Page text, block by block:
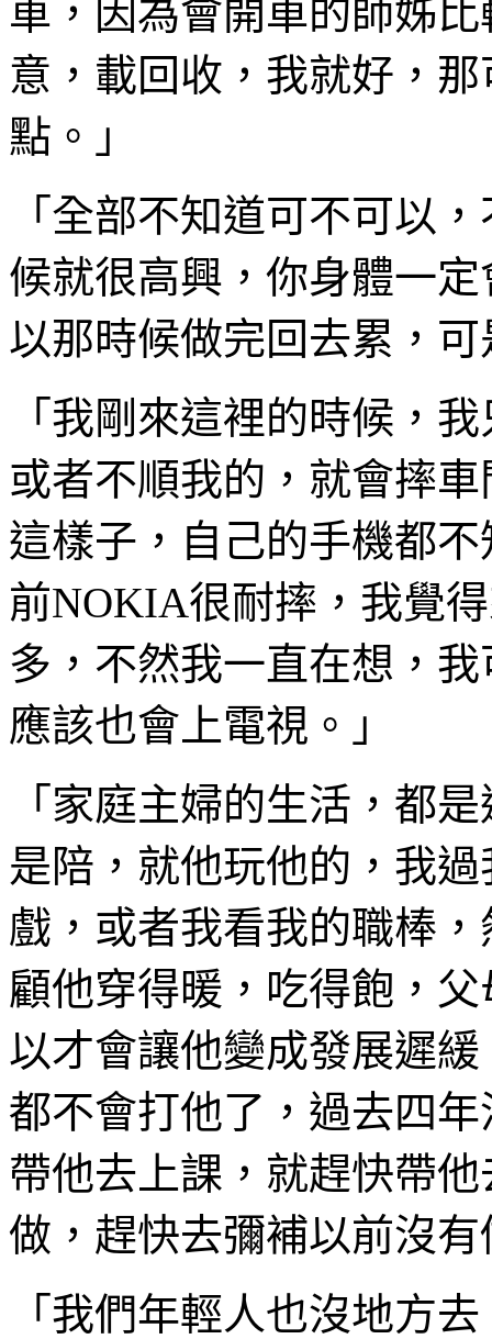
車，因為會開車的師姊
意，載回收，我就好，
點。」
「全部不知道可不可以
候就很高興，你身體一
以那時候做完回去累，
「我剛來這裡的時候，
或者不順我的，就會摔
這樣子，自己的手機都
前NOKIA很耐摔，我覺
多，不然我一直在想，
應該也會上電視。」
「家庭主婦的生活，都
是陪，就他玩他的，我
戲，或者我看我的職棒
顧他穿得暖，吃得飽，
以才會讓他變成發展遲
都不會打他了，過去四
帶他去上課，就趕快帶
做，趕快去彌補以前沒
「我們年輕人也沒地方